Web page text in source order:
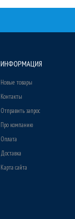
ИНФОРМАЦИЯ
Новые товары
Контакты
Отправить запрос
Про компанию
Оплата
Доставка
Карта сайта